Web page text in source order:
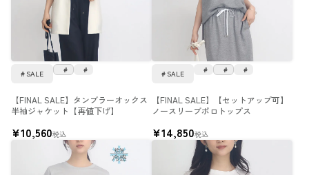
【FINAL SALE】タンブラーオックス
半袖ジャケット【再値下げ】
SALE
¥10,560税込
【FINAL SALE】【セットアップ可】
ノースリーブポロトップス
SALE
¥14,850税込